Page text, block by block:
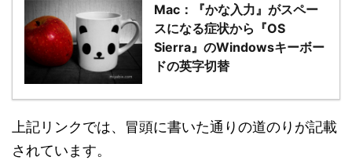
Mac：『かな入力』がスペー
スになる症状から『OS
Sierra』のWindowsキーボー
ドの英字切替
上記リンクでは、冒頭に書いた通りの道のりが記載
されています。